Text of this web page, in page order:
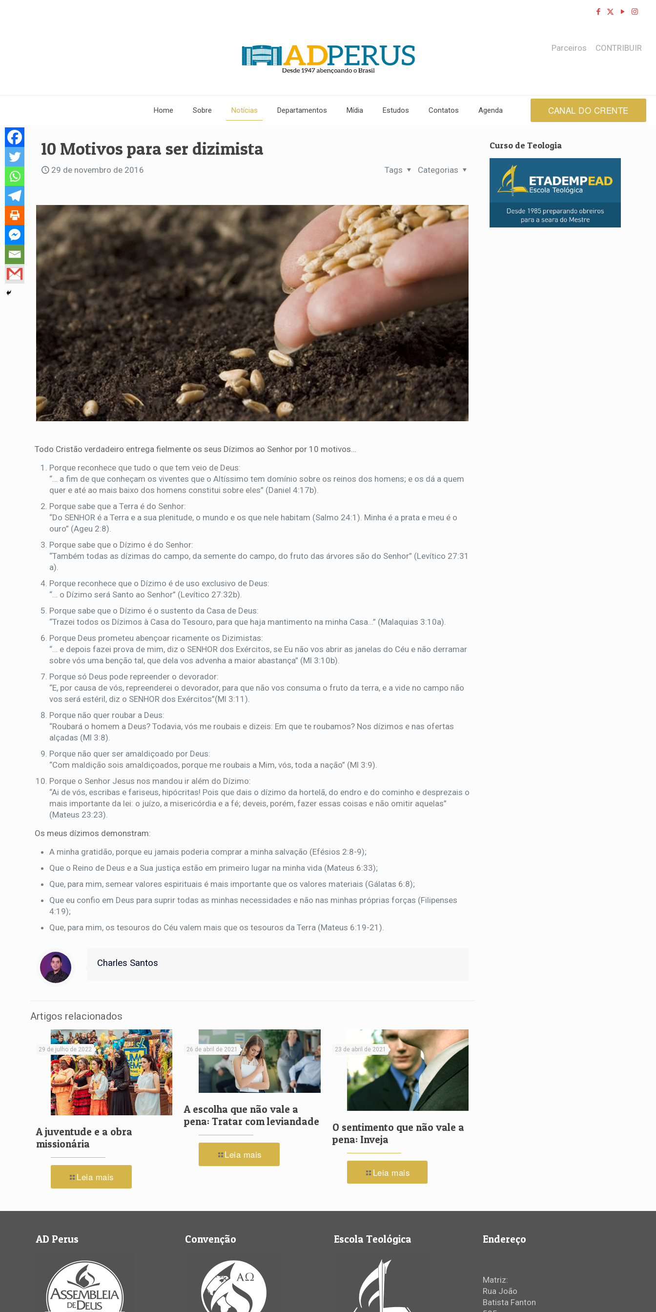
Home Sobre Notícias Departamentos Mídia Estudos Contatos Agenda
Parceiros CONTRIBUIR
CANAL DO CRENTE
10 Motivos para ser dizimista
29 de novembro de 2016 Categorias
Tags
Todo Cristão verdadeiro entrega fielmente os seus Dízimos ao Senhor por 10 motivos…
Porque reconhece que tudo o que tem veio de Deus:
“… a fim de que conheçam os viventes que o Altíssimo tem domínio sobre os reinos dos homens; e os dá a quem
quer e até ao mais baixo dos homens constitui sobre eles” (Daniel 4:17b).
Porque sabe que a Terra é do Senhor:
“Do SENHOR é a Terra e a sua plenitude, o mundo e os que nele habitam (Salmo 24:1). Minha é a prata e meu é o
ouro” (Ageu 2:8).
Porque sabe que o Dízimo é do Senhor:
“Também todas as dízimas do campo, da semente do campo, do fruto das árvores são do Senhor” (Levítico 27:31
a).
Porque reconhece que o Dízimo é de uso exclusivo de Deus:
“… o Dízimo será Santo ao Senhor” (Levítico 27:32b).
Porque sabe que o Dízimo é o sustento da Casa de Deus:
“Trazei todos os Dízimos à Casa do Tesouro, para que haja mantimento na minha Casa…” (Malaquias 3:10a).
Porque Deus prometeu abençoar ricamente os Dizimistas:
“… e depois fazei prova de mim, diz o SENHOR dos Exércitos, se Eu não vos abrir as janelas do Céu e não derramar
sobre vós uma benção tal, que dela vos advenha a maior abastança” (Ml 3:10b).
Porque só Deus pode repreender o devorador:
“E, por causa de vós, repreenderei o devorador, para que não vos consuma o fruto da terra, e a vide no campo não
vos será estéril, diz o SENHOR dos Exércitos”(Ml 3:11).
Porque não quer roubar a Deus:
“Roubará o homem a Deus? Todavia, vós me roubais e dizeis: Em que te roubamos? Nos dízimos e nas ofertas
alçadas (Ml 3:8).
Porque não quer ser amaldiçoado por Deus:
“Com maldição sois amaldiçoados, porque me roubais a Mim, vós, toda a nação” (Ml 3:9).
Porque o Senhor Jesus nos mandou ir além do Dízimo:
“Ai de vós, escribas e fariseus, hipócritas! Pois que dais o dízimo da hortelã, do endro e do cominho e desprezais o
mais importante da lei: o juízo, a misericórdia e a fé; deveis, porém, fazer essas coisas e não omitir aquelas”
(Mateus 23:23).
Os meus dízimos demonstram:
A minha gratidão, porque eu jamais poderia comprar a minha salvação (Efésios 2:8-9);
Que o Reino de Deus e a Sua justiça estão em primeiro lugar na minha vida (Mateus 6:33);
Que, para mim, semear valores espirituais é mais importante que os valores materiais (Gálatas 6:8);
Que eu confio em Deus para suprir todas as minhas necessidades e não nas minhas próprias forças (Filipenses
4:19);
Que, para mim, os tesouros do Céu valem mais que os tesouros da Terra (Mateus 6:19-21).
Charles Santos
Artigos relacionados
29 de julho de 2022
A juventude e a obra
missionária
Leia mais
26 de abril de 2021
A escolha que não vale a
pena: Tratar com leviandade
Leia mais
23 de abril de 2021
O sentimento que não vale a
pena: Inveja
Leia mais
Curso de Teologia
AD Perus Convenção Escola Teológica Endereço
Matriz:
Rua João
Batista Fanton